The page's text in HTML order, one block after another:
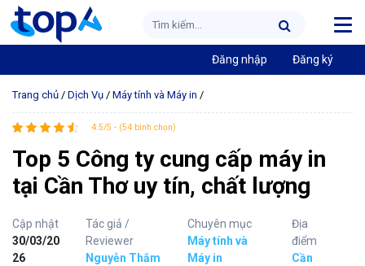
Đăng nhập Đăng ký
Trang chủ / Dịch Vụ / Máy tính và Máy in /
4.5/5 - (54 bình chọn)
Top 5 Công ty cung cấp máy in
tại Cần Thơ uy tín, chất lượng
Cập nhật
30/03/20
26
Tác giả /
Reviewer
Nguyễn Thắm
Chuyên mục
Máy tính và
Máy in
Địa
điểm
Cần